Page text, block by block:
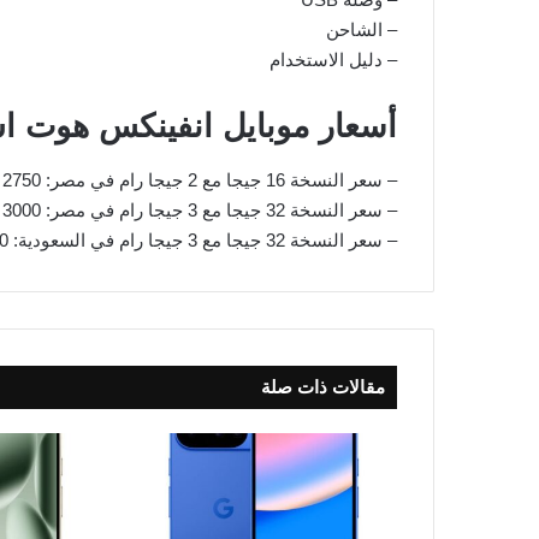
– الشاحن
– دليل الاستخدام
أسعار موبايل انفينكس هوت
– سعر النسخة 16 جيجا مع 2 جيجا رام في مصر: 2750 جنيه
– سعر النسخة 32 جيجا مع 3 جيجا رام في مصر: 3000 جنيه
– سعر النسخة 32 جيجا مع 3 جيجا رام في السعودية: 550 ريال سعودي
مقالات ذات صلة